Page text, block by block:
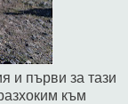
и първи за тази
към